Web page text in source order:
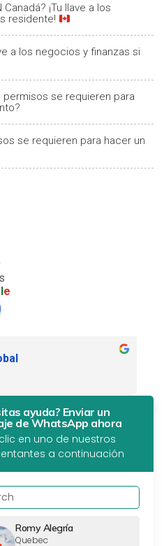
Canadá? ¡Tu llave a los
residente!
a los negocios y finanzas si
permisos se requieren para
se requieren para hacer un
le
eficiente y
para todos los
ayuda? Enviar un
de WhatsApp ahora
en uno de nuestros
a continuación
Romy Alegría
Quebec